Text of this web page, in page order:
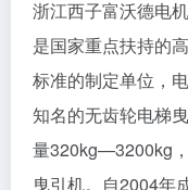
浙江西子富沃德电
是国家重点扶持的
标准的制定单位，
知名的无齿轮电梯
量320kg—3200kg
曳引机。自2004年